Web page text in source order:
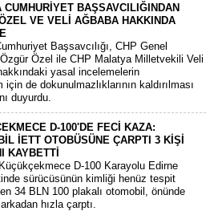
CUMHURİYET BAŞSAVCILIĞINDAN
VE VELİ AĞBABA HAKKINDA
Başsavcılığı, CHP Genel
Özgür Özel ile CHP Malatya Milletvekili Veli
yasal incelemelerin
de dokunulmazlıklarının kaldırılması
duyurdu.
D-100'DE FECİ KAZA:
İETT OTOBÜSÜNE ÇARPTI 3 KİŞİ
KAYBETTİ
D-100 Karayolu Edirne
sürücüsünün kimliği henüz tespit
34 BLN 100 plakalı otomobil, önünde
hızla çarptı.